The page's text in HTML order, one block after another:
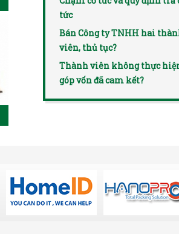
tức
Bán Công ty TNHH hai
viên, thủ tục?
Thành viên không thực
góp vốn đã cam kết?